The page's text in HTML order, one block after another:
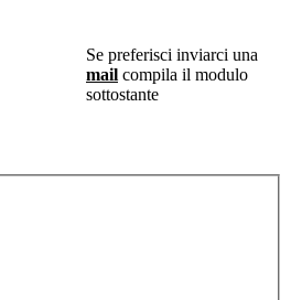
Se preferisci inviarci una
mail compila il modulo
sottostante